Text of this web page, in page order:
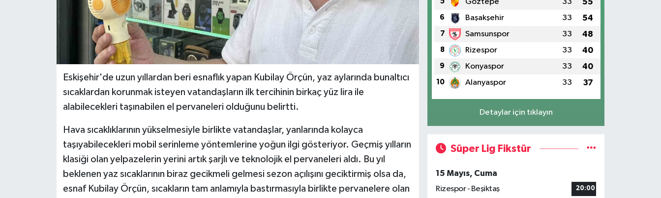
Eskişehir'de uzun yıllardan beri esnaflık yapan Kubilay Örçün, yaz aylarında bunaltıcı
sıcaklardan korunmak isteyen vatandaşların ilk tercihinin birkaç yüz lira ile
alabilecekleri taşınabilen el pervaneleri olduğunu belirtti.
Hava sıcaklıklarının yükselmesiyle birlikte vatandaşlar, yanlarında kolayca
taşıyabilecekleri mobil serinleme yöntemlerine yoğun ilgi gösteriyor. Geçmiş yılların
klasiği olan yelpazelerin yerini artık şarjlı ve teknolojik el pervaneleri aldı. Bu yıl
beklenen yaz sıcaklarının biraz gecikmeli gelmesi sezon açılışını geciktirmiş olsa da,
esnaf Kubilay Örçün, sıcakların tam anlamıyla bastırmasıyla birlikte pervanelere olan
Göztepe 33 55
6 Başakşehir 33 54
7 Samsunspor 33 48
8 Rizespor 33 40
9 Konyaspor 33 40
10 Alanyaspor 33 37
Detaylar için tıklayın
Süper Lig Fikstür
15 Mayıs, Cuma
Rizespor - Beşiktaş
20:00